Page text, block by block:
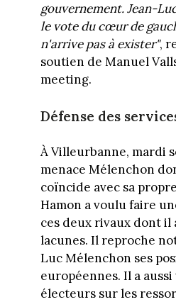
gouvernement. Jean-
le vote du cœur de
n'arrive pas à exister",
soutien de Manuel
meeting.
Défense des
À Villeurbanne, mardi
menace Mélenchon
coïncide avec sa
Hamon a voulu faire
ces deux rivaux dont il
lacunes. Il reproche
Luc Mélenchon ses
européennes. Il a
électeurs sur les